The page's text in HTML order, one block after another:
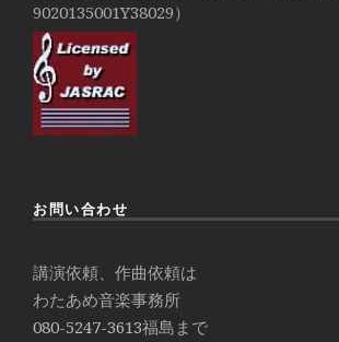
9020135001Y38029）
お問い合わせ
講演依頼、作曲依頼は
わたあめ音楽事務所
080-5247-3613福島まで